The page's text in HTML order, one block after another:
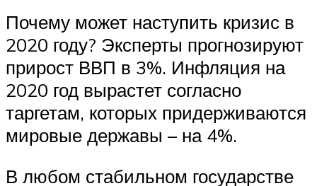
Почему может наступить кризис в
2020 году? Эксперты прогнозируют
прирост ВВП в 3%. Инфляция на
2020 год вырастет согласно
таргетам, которых придерживаются
мировые державы – на 4%.
В любом стабильном государстве